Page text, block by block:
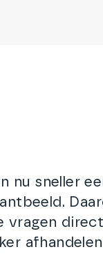
nu sneller
vragen